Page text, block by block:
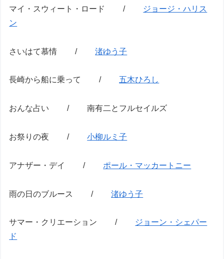
マイ・スウィート・ロード /
ジョージ・ハリス
ン
さいはて慕情 /渚ゆう子
長崎から船に乗って /五木ひろし
おんな占い / 南有二とフルセイルズ
お祭りの夜 /小柳ルミ子
アナザー・デイ / ポール・マッカートニー
雨の日のブルース /渚ゆう子
サマー・クリエーション /
ジョーン・シェパー
ド